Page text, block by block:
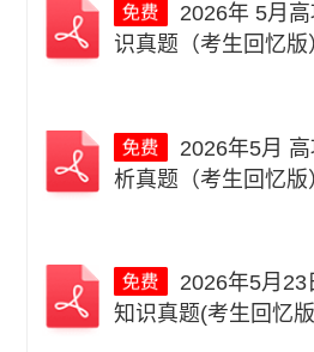
识真题（考生回忆版
析真题（考生回忆版
知识真题(考生回忆